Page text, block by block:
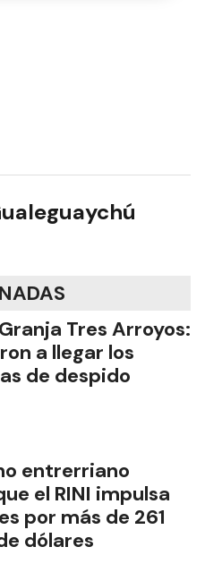
Tres Arroyos:
a llegar los
de despido
entrerriano
el RINI impulsa
por más de 261
dólares